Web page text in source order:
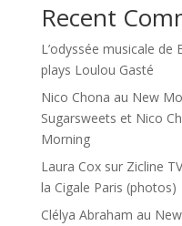
Recent
L’odyssée musicale de
plays Loulou Gasté
Nico Chona au New
Sugarsweets et Nico
Morning
Laura Cox sur Zicline TV
la Cigale Paris (photos)
Clélya Abraham au